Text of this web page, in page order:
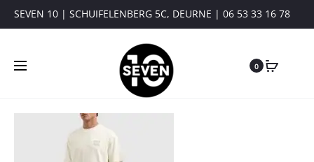
SEVEN 10 | SCHUIFELENBERG 5C, DEURNE | 06 53 33 16 78
0